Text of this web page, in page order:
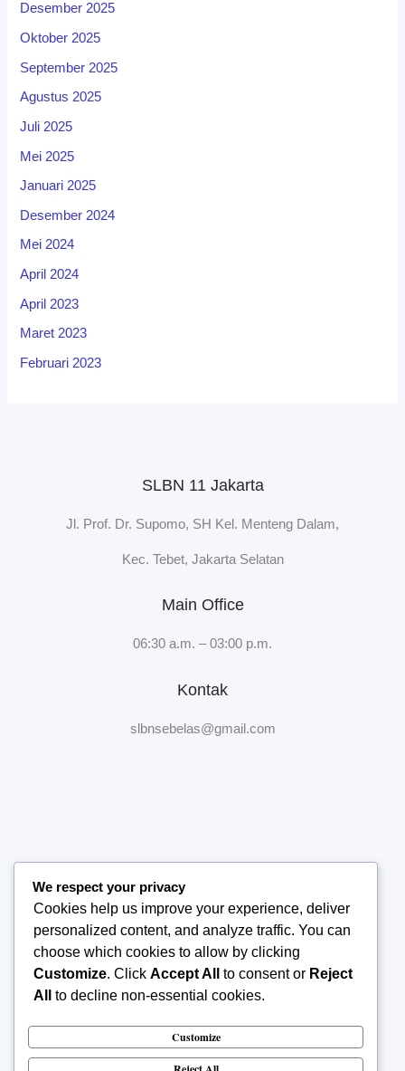
Desember 2025
Oktober 2025
September 2025
Agustus 2025
Juli 2025
Mei 2025
Januari 2025
Desember 2024
Mei 2024
April 2024
April 2023
Maret 2023
Februari 2023
SLBN 11 Jakarta
Jl. Prof. Dr. Supomo, SH Kel. Menteng Dalam,
Kec. Tebet, Jakarta Selatan
Main Office
06:30 a.m. – 03:00 p.m.
Kontak
slbnsebelas@gmail.com
Tentang Sekolah
Manajemen Sekolah
Publikasi
Kontak Kami
We respect your privacy
Cookies help us improve your experience, deliver
personalized content, and analyze traffic. You can
choose which cookies to allow by clicking
Customize. Click Accept All to consent or Reject
All
to decline non-essential cookies.
Customize